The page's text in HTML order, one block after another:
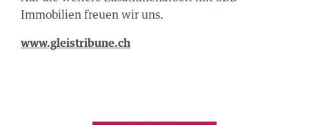
Immobilien freuen wir uns.
www.gleistribune.ch